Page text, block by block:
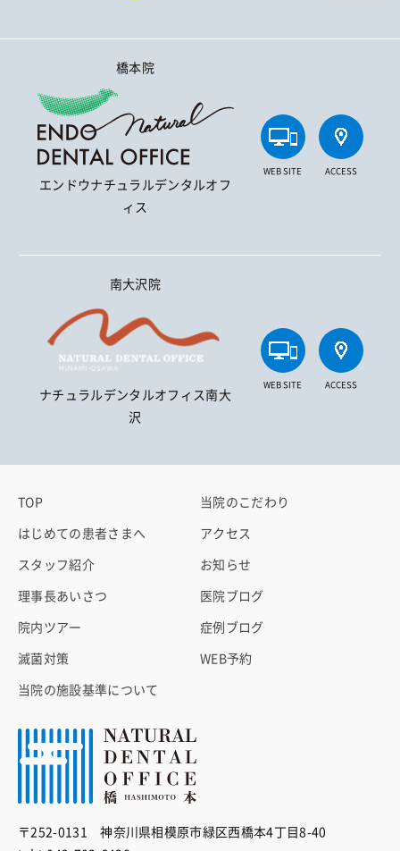
橋本院
エンドウナチュラルデンタルオフ
ィス
WEB SITE ACCESS
南大沢院
ナチュラルデンタルオフィス南大
沢
WEB SITE ACCESS
TOP
はじめての患者さまへ
スタッフ紹介
理事長あいさつ
院内ツアー
滅菌対策
当院の施設基準について
当院のこだわり
アクセス
お知らせ
医院ブログ
症例ブログ
WEB予約
〒252-0131 神奈川県相模原市緑区西橋本4丁目8-40